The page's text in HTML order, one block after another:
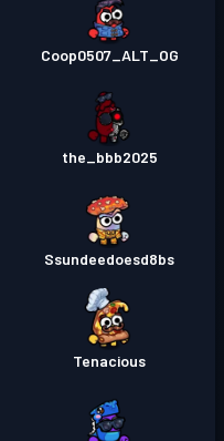
Coop0507_ALT_OG
the_bbb2025
Ssundeedoesd8bs
Tenacious